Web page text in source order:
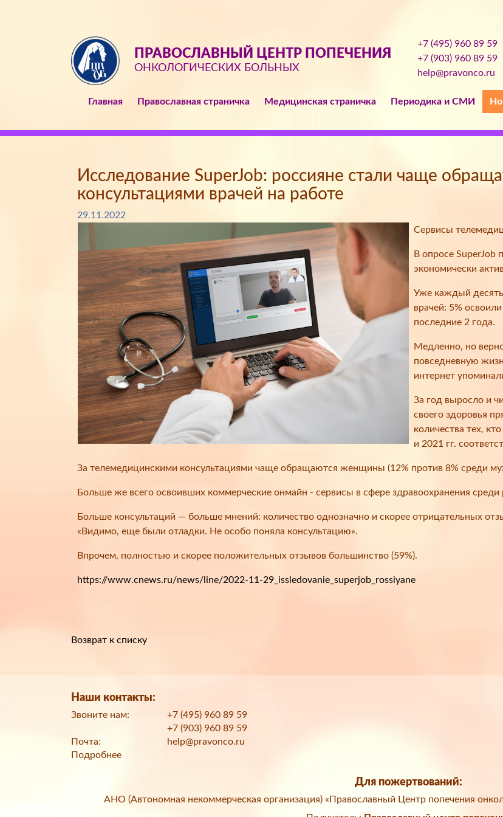
ПРАВОСЛАВНЫЙ ЦЕНТР ПОПЕЧЕНИЯ
ОНКОЛОГИЧЕСКИХ БОЛЬНЫХ
+7 (495) 960 89 59
+7 (903) 960 89 59
help@pravonco.ru
Главная Православная страничка Медицинская страничка Периодика и СМИ
Исследование SuperJob: россияне стали чаще
консультациями врачей на работе
29.11.2022
Сервисы
В опросе SuperJob
экономически
Уже каждый
врачей: 5%
последние 2 года.
Медленно, но
повседневную
интернет
За год выросло и
своего здоровья
количества тех,
и 2021 гг.
За телемедицинскими консультациями чаще обращаются женщины (12% против 8% среди
Больше же всего освоивших коммерческие онмайн - сервисы в сфере здравоохранения
Больше консультаций — больше мнений: количество однозначно и скорее отрицательных
«Видимо, еще были отладки. Не особо поняла консультацию».
Впрочем, полностью и скорее положительных отзывов большинство (59%).
https://www.cnews.ru/news/line/2022-11-29_issledovanie_superjob_rossiyane
Возврат к списку
Наши контакты:
Звоните нам:
+7 (495) 960 89 59
+7 (903) 960 89 59
Почта:
help@pravonco.ru
Подробнее
Для пожертвований:
АНО (Автономная некоммерческая организация) «Православный Центр попечения